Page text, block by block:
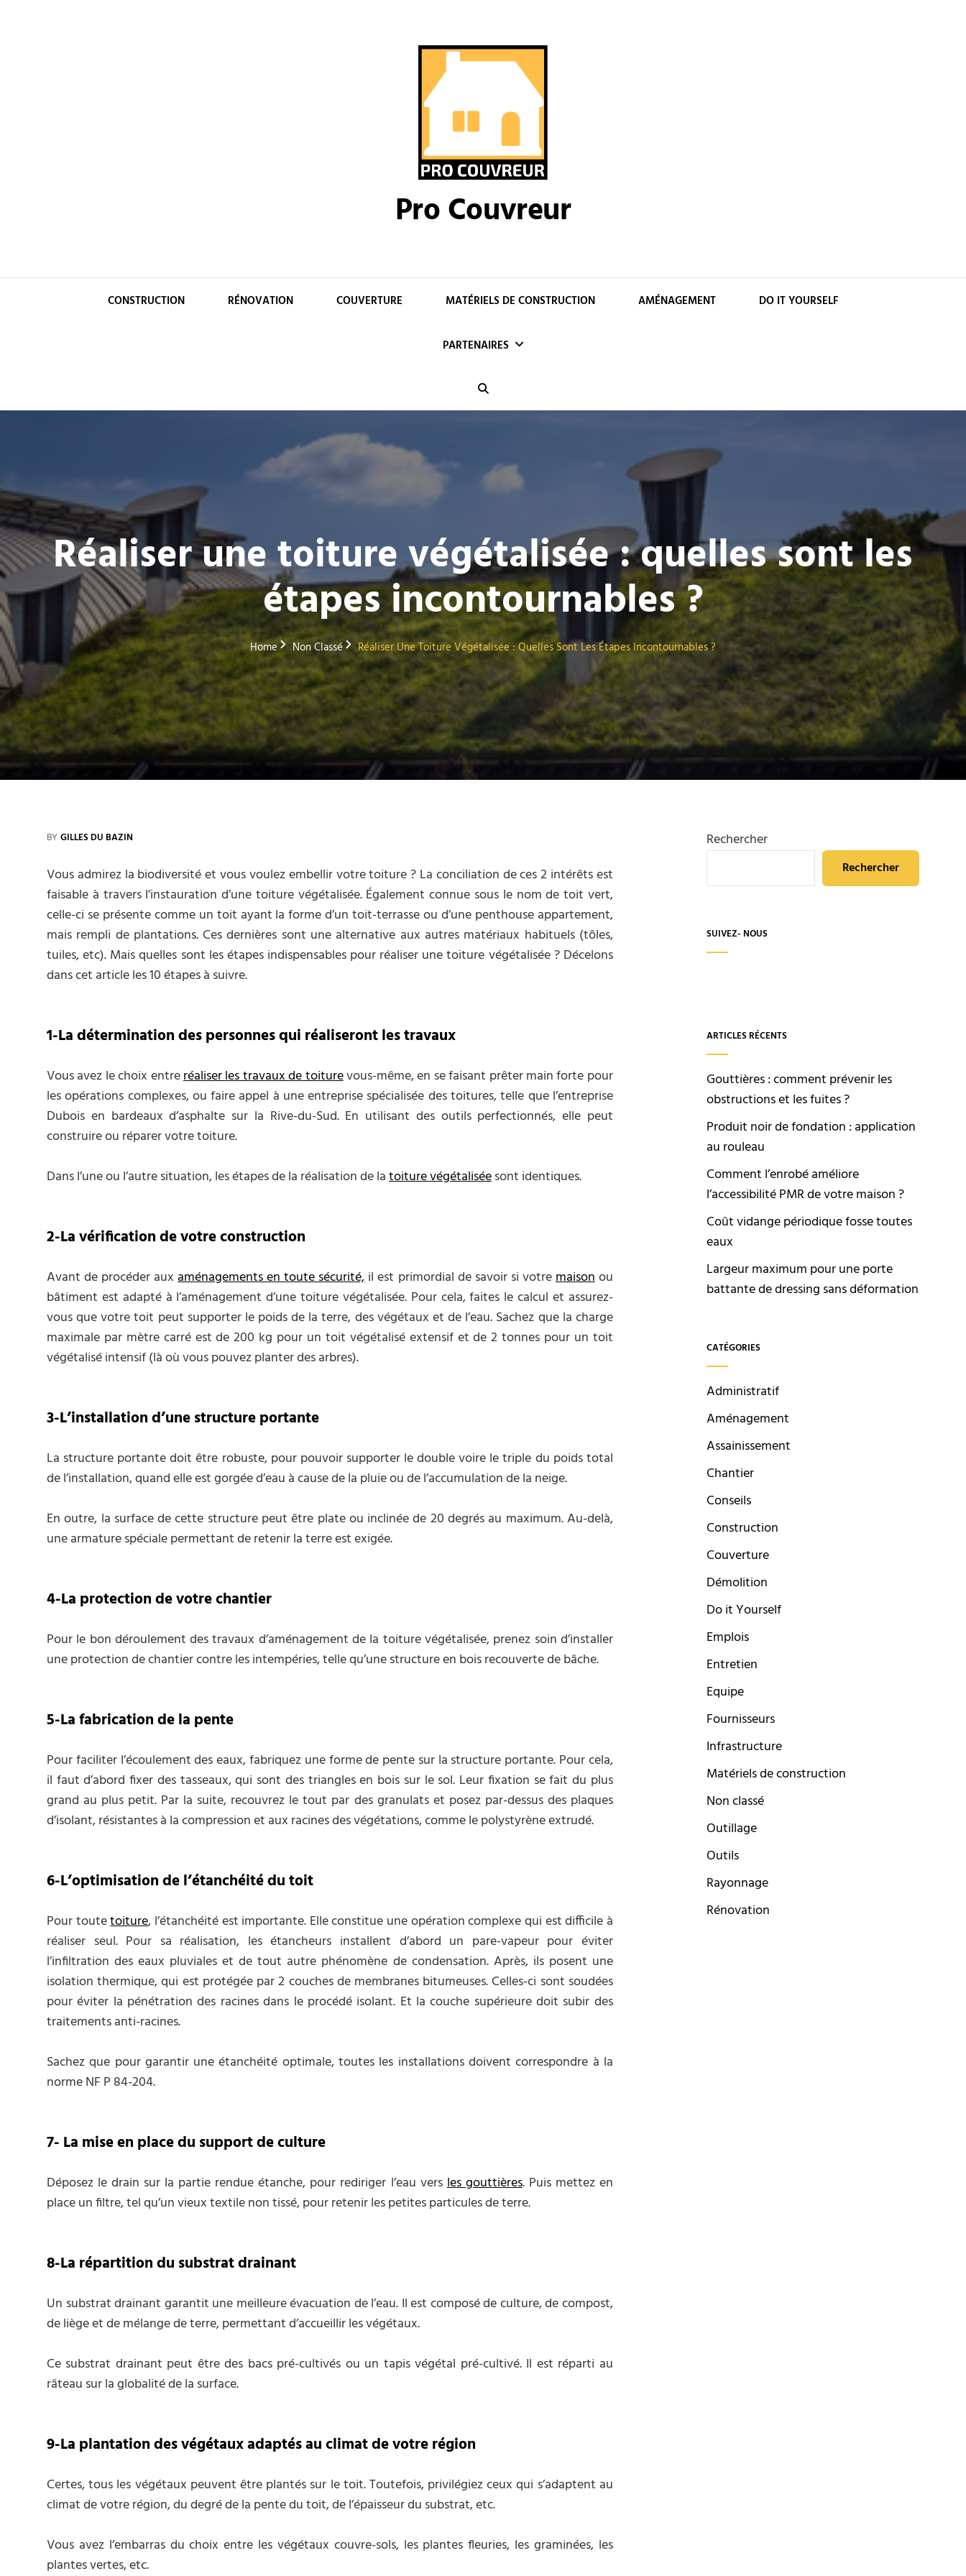
Pro Couvreur
CONSTRUCTION RÉNOVATION COUVERTURE MATÉRIELS DE CONSTRUCTION AMÉNAGEMENT DO IT YOURSELF
PARTENAIRES
Réaliser une toiture végétalisée : quelles sont les
étapes incontournables ?
Home Non Classé Réaliser Une Toiture Végétalisée : Quelles Sont Les Étapes Incontournables ?
BY GILLES DU BAZIN
Vous admirez la biodiversité et vous voulez embellir votre toiture ? La conciliation de ces 2 intérêts est
faisable à travers l’instauration d’une toiture végétalisée. Également connue sous le nom de toit vert,
celle-ci se présente comme un toit ayant la forme d’un toit-terrasse ou d’une penthouse appartement,
mais rempli de plantations. Ces dernières sont une alternative aux autres matériaux habituels (tôles,
tuiles, etc). Mais quelles sont les étapes indispensables pour réaliser une toiture végétalisée ? Décelons
dans cet article les 10 étapes à suivre.
1-La détermination des personnes qui réaliseront les travaux
Vous avez le choix entreréaliser les travaux de toiturevous-même, en se faisant prêter main forte pour
les opérations complexes, ou faire appel à une entreprise spécialisée des toitures, telle que l’entreprise
Dubois en bardeaux d’asphalte sur la Rive-du-Sud. En utilisant des outils perfectionnés, elle peut
construire ou réparer votre toiture.
Dans l’une ou l’autre situation, les étapes de la réalisation de latoiture végétaliséesont identiques.
2-La vérification de votre construction
Avant de procéder auxaménagements en toute sécurité,il est primordial de savoir si votremaisonou
bâtiment est adapté à l’aménagement d’une toiture végétalisée. Pour cela, faites le calcul et assurez-
vous que votre toit peut supporter le poids de la terre, des végétaux et de l’eau. Sachez que la charge
maximale par mètre carré est de 200 kg pour un toit végétalisé extensif et de 2 tonnes pour un toit
végétalisé intensif (là où vous pouvez planter des arbres).
3-L’installation d’une structure portante
La structure portante doit être robuste, pour pouvoir supporter le double voire le triple du poids total
de l’installation, quand elle est gorgée d’eau à cause de la pluie ou de l’accumulation de la neige.
En outre, la surface de cette structure peut être plate ou inclinée de 20 degrés au maximum. Au-delà,
une armature spéciale permettant de retenir la terre est exigée.
4-La protection de votre chantier
Pour le bon déroulement des travaux d’aménagement de la toiture végétalisée, prenez soin d’installer
une protection de chantier contre les intempéries, telle qu’une structure en bois recouverte de bâche.
5-La fabrication de la pente
Pour faciliter l’écoulement des eaux, fabriquez une forme de pente sur la structure portante. Pour cela,
il faut d’abord fixer des tasseaux, qui sont des triangles en bois sur le sol. Leur fixation se fait du plus
grand au plus petit. Par la suite, recouvrez le tout par des granulats et posez par-dessus des plaques
d’isolant, résistantes à la compression et aux racines des végétations, comme le polystyrène extrudé.
6-L’optimisation de l’étanchéité du toit
Pour toutetoiture, l’étanchéité est importante. Elle constitue une opération complexe qui est difficile à
réaliser seul. Pour sa réalisation, les étancheurs installent d’abord un pare-vapeur pour éviter
l’infiltration des eaux pluviales et de tout autre phénomène de condensation. Après, ils posent une
isolation thermique, qui est protégée par 2 couches de membranes bitumeuses. Celles-ci sont soudées
pour éviter la pénétration des racines dans le procédé isolant. Et la couche supérieure doit subir des
traitements anti-racines.
Sachez que pour garantir une étanchéité optimale, toutes les installations doivent correspondre à la
norme NF P 84-204.
7- La mise en place du support de culture
Déposez le drain sur la partie rendue étanche, pour rediriger l’eau versles gouttières. Puis mettez en
place un filtre, tel qu’un vieux textile non tissé, pour retenir les petites particules de terre.
8-La répartition du substrat drainant
Un substrat drainant garantit une meilleure évacuation de l’eau. Il est composé de culture, de compost,
de liège et de mélange de terre, permettant d’accueillir les végétaux.
Ce substrat drainant peut être des bacs pré-cultivés ou un tapis végétal pré-cultivé. Il est réparti au
râteau sur la globalité de la surface.
9-La plantation des végétaux adaptés au climat de votre région
Certes, tous les végétaux peuvent être plantés sur le toit. Toutefois, privilégiez ceux qui s’adaptent au
climat de votre région, du degré de la pente du toit, de l’épaisseur du substrat, etc.
Vous avez l’embarras du choix entre les végétaux couvre-sols, les plantes fleuries, les graminées, les
plantes vertes, etc.
Rechercher
Rechercher
SUIVEZ- NOUS
ARTICLES RÉCENTS
Gouttières : comment prévenir les
obstructions et les fuites ?
Produit noir de fondation : application
au rouleau
Comment l’enrobé améliore
l’accessibilité PMR de votre maison ?
Coût vidange périodique fosse toutes
eaux
Largeur maximum pour une porte
battante de dressing sans déformation
CATÉGORIES
Administratif
Aménagement
Assainissement
Chantier
Conseils
Construction
Couverture
Démolition
Do it Yourself
Emplois
Entretien
Equipe
Fournisseurs
Infrastructure
Matériels de construction
Non classé
Outillage
Outils
Rayonnage
Rénovation